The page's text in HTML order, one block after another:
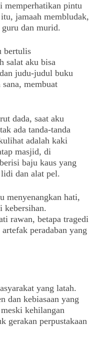
memperhatikan pintu
jamaah membludak,
dan murid.
bertulis
salat aku bisa
judu-judul buku
membuat
dada, saat aku
ada tanda-tanda
adalah kaki
masjid, di
baju kaus yang
dan alat pel.
menyenangkan hati,
kebersihan.
rawan, betapa tragedi
peradaban yang
yang latah.
dan kebiasaan yang
kehilangan
gerakan perpustakaan